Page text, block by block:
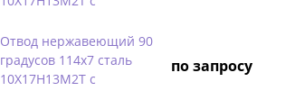
Отвод нержавеющий 90
градусов 114х7 сталь
10Х17Н13М2Т с
по запросу